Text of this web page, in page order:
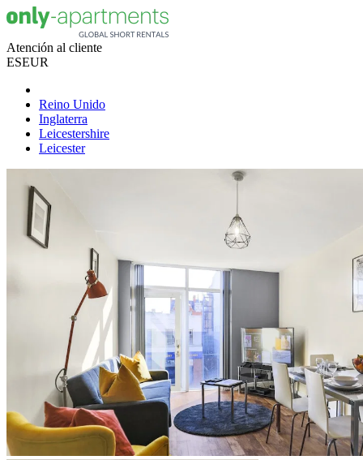
Atención al cliente
ESEUR
Reino Unido
Inglaterra
Leicestershire
Leicester